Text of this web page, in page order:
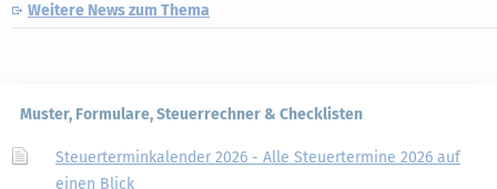
Weitere News zum Thema
Muster, Formulare, Steuerrechner & Checklisten
Steuerterminkalender 2026 - Alle Steuertermine 2026 auf
einen Blick